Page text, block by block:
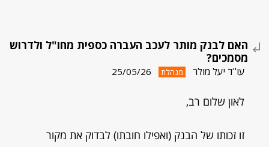
האם לבנק מותר לעכב העברה כספית מחו"ל ולדרוש
מסמכים?
עו"ד יעל מולר מנהלת 25/05/26
לאון שלום רב,
זו זכותו של הבנק (ואפילו חובתו) לבדוק את מקור